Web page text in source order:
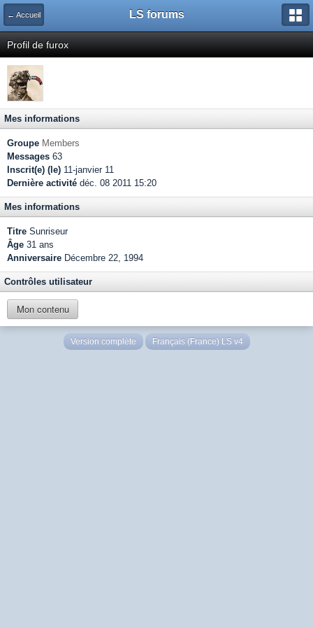
← Accueil LS forums
Profil de furox
Mes informations
Groupe Members
Messages 63
Inscrit(e) (le) 11-janvier 11
Dernière activité déc. 08 2011 15:20
Mes informations
Titre Sunriseur
Âge 31 ans
Anniversaire Décembre 22, 1994
Contrôles utilisateur
Mon contenu
Version complète Français (France) LS v4